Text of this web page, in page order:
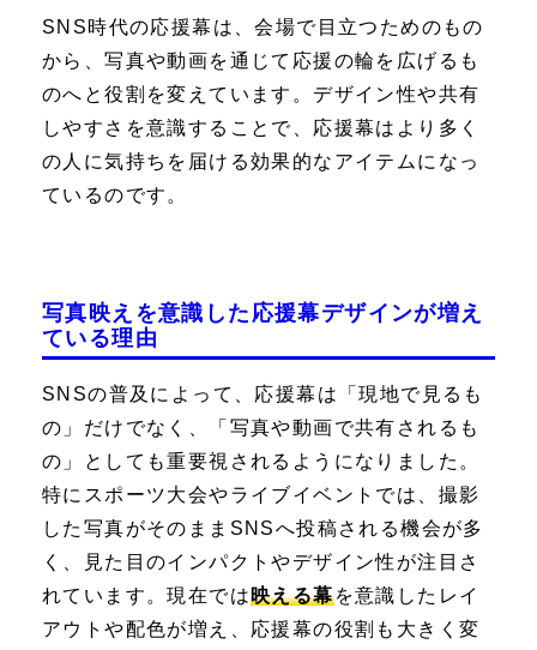
SNS時代の応援幕は、会場で目立つためのもの
から、写真や動画を通じて応援の輪を広げるも
のへと役割を変えています。デザイン性や共有
しやすさを意識することで、応援幕はより多く
の人に気持ちを届ける効果的なアイテムになっ
ているのです。
写真映えを意識した応援幕デザインが増え
ている理由
SNSの普及によって、応援幕は「現地で見るも
の」だけでなく、「写真や動画で共有されるも
の」としても重要視されるようになりました。
特にスポーツ大会やライブイベントでは、撮影
した写真がそのままSNSへ投稿される機会が多
く、見た目のインパクトやデザイン性が注目さ
れています。現在では映える幕を意識したレイ
アウトや配色が増え、応援幕の役割も大きく変